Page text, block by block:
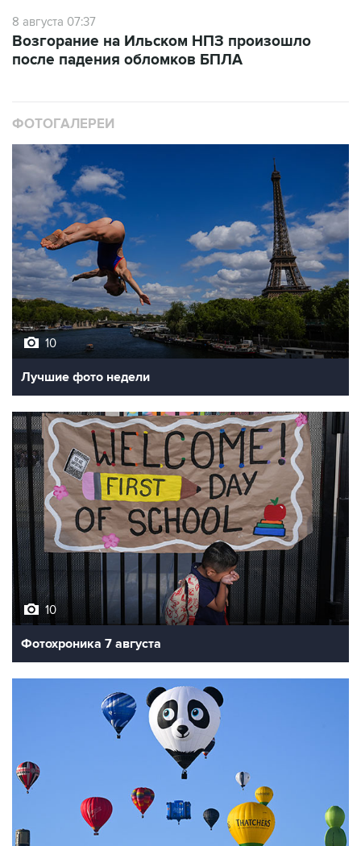
8 августа 07:37
Возгорание на Ильском НПЗ произошло
после падения обломков БПЛА
ФОТОГАЛЕРЕИ
10
Лучшие фото недели
10
Фотохроника 7 августа